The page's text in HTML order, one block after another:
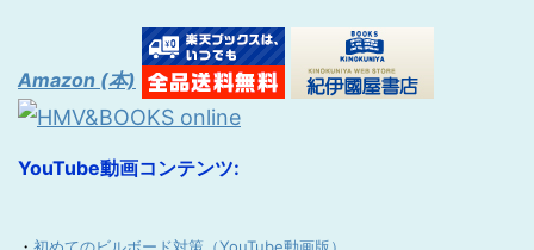
Amazon (本)
YouTube動画コンテンツ: